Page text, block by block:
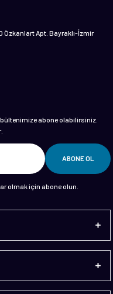
Özkanlart Apt. Bayraklı-İzmir
abone olabilirsiniz.
ABONE OL
olmak için abone olun.